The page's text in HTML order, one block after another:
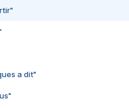
a dit"